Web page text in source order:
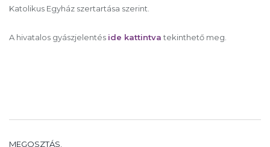
Katolikus Egyház szertartása szerint.
A hivatalos gyászjelentés ide kattintvatekinthető meg.
MEGOSZTÁS.